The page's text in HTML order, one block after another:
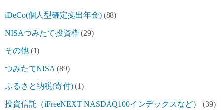
iDeCo(個人型確定拠出年金) (88)
NISAつみたて投資枠 (29)
その他 (1)
つみたてNISA(89)
ふるさと納税(寄付) (1)
投資信託（iFreeNEXT NASDAQ100インデックスなど） (39)